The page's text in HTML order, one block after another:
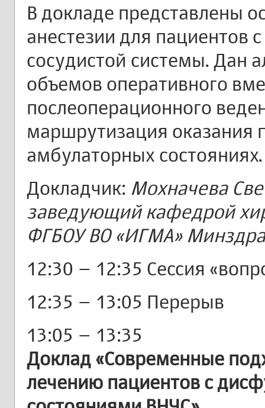
В докладе представлены
анестезии для пациентов
сосудистой системы. Дан
объемов оперативного
послеоперационного
маршрутизация оказания
амбулаторных состояниях.
Докладчик: Мохначева
заведующий кафедрой
ФГБОУ ВО «ИГМА»
12:30 – 12:35 Сессия
12:35 – 13:05 Перерыв
13:05 – 13:35
Доклад «Современные
лечению пациентов с